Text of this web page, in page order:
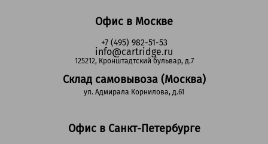
Офис в Москве
+7 (495) 982-51-53
info@cartridge.ru
125212, Кронштадтский бульвар, д.7
Склад самовывоза (Москва)
ул. Адмирала Корнилова, д.61
Офис в Санкт-Петербурге